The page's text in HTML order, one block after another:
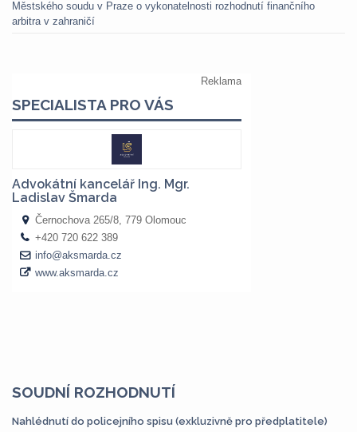
Městského soudu v Praze o vykonatelnosti rozhodnutí finančního
arbitra v zahraničí
SOUDNÍ ROZHODNUTÍ
Nahlédnutí do policejního spisu (exkluzivně pro předplatitele)